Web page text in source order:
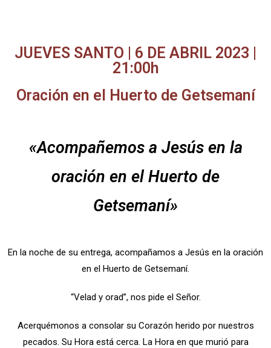
JUEVES SANTO | 6 DE ABRIL 2023 |
21:00h
Oración en el Huerto de Getsemaní
«Acompañemos a Jesús en la
oración en el Huerto de
Getsemaní»
En la noche de su entrega, acompañamos a Jesús en la oración
en el Huerto de Getsemaní.
“Velad y orad”, nos pide el Señor.
Acerquémonos a consolar su Corazón herido por nuestros
pecados. Su Hora está cerca. La Hora en que murió para